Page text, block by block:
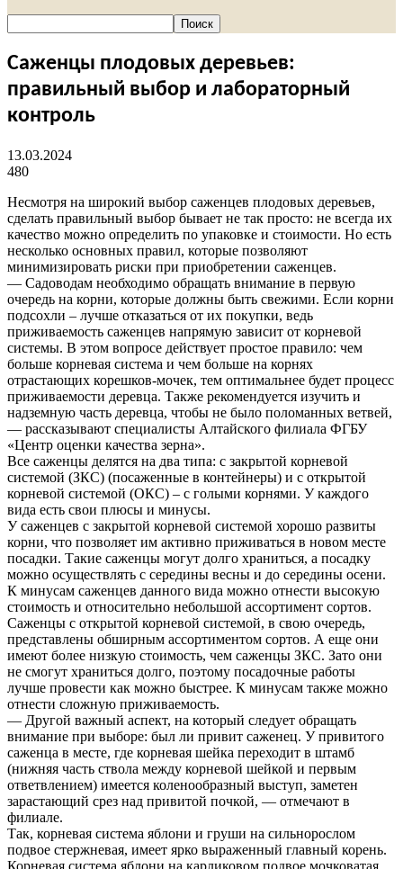
Саженцы плодовых деревьев:
правильный выбор и лабораторный
контроль
13.03.2024
480
Несмотря на широкий выбор саженцев плодовых деревьев,
сделать правильный выбор бывает не так просто: не всегда их
качество можно определить по упаковке и стоимости. Но есть
несколько основных правил, которые позволяют
минимизировать риски при приобретении саженцев.
— Садоводам необходимо обращать внимание в первую
очередь на корни, которые должны быть свежими. Если корни
подсохли – лучше отказаться от их покупки, ведь
приживаемость саженцев напрямую зависит от корневой
системы. В этом вопросе действует простое правило: чем
больше корневая система и чем больше на корнях
отрастающих корешков-мочек, тем оптимальнее будет процесс
приживаемости деревца. Также рекомендуется изучить и
надземную часть деревца, чтобы не было поломанных ветвей,
— рассказывают специалисты Алтайского филиала ФГБУ
«Центр оценки качества зерна».
Все саженцы делятся на два типа: с закрытой корневой
системой (ЗКС) (посаженные в контейнеры) и с открытой
корневой системой (ОКС) – с голыми корнями. У каждого
вида есть свои плюсы и минусы.
У саженцев с закрытой корневой системой хорошо развиты
корни, что позволяет им активно приживаться в новом месте
посадки. Такие саженцы могут долго храниться, а посадку
можно осуществлять с середины весны и до середины осени.
К минусам саженцев данного вида можно отнести высокую
стоимость и относительно небольшой ассортимент сортов.
Саженцы с открытой корневой системой, в свою очередь,
представлены обширным ассортиментом сортов. А еще они
имеют более низкую стоимость, чем саженцы ЗКС. Зато они
не смогут храниться долго, поэтому посадочные работы
лучше провести как можно быстрее. К минусам также можно
отнести сложную приживаемость.
— Другой важный аспект, на который следует обращать
внимание при выборе: был ли привит саженец. У привитого
саженца в месте, где корневая шейка переходит в штамб
(нижняя часть ствола между корневой шейкой и первым
ответвлением) имеется коленообразный выступ, заметен
зарастающий срез над привитой почкой, — отмечают в
филиале.
Так, корневая система яблони и груши на сильнорослом
подвое стержневая, имеет ярко выраженный главный корень.
Корневая система яблони на карликовом подвое мочковатая,